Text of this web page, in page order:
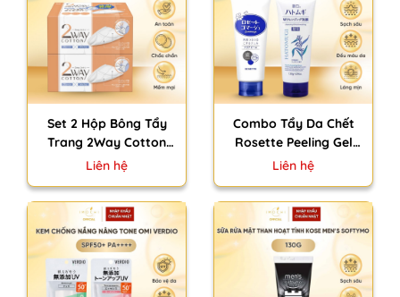
Set 2 Hộp Bông Tẩy
Trang 2Way Cotton
Labo Nhật Bản Hai
x 2)
Liên hệ
Combo Tẩy Da Chết
Rosette Peeling Gel
120g & Sữa Rửa Mặt Ý
Hatomugi 130g Nhật
Bản
Liên hệ